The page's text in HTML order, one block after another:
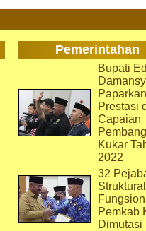
Pemerintahan
Bupati
Paparkan
Prestasi
Capaian
Kukar
2022
32
Pemkab
Dimutasi